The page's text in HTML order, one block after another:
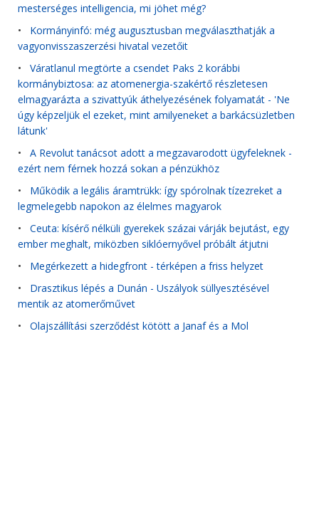
mesterséges intelligencia, mi jöhet még?
• Kormányinfó: még augusztusban megválaszthatják a
vagyonvisszaszerzési hivatal vezetőit
• Váratlanul megtörte a csendet Paks 2 korábbi
kormánybiztosa: az atomenergia-szakértő részletesen
elmagyarázta a szivattyúk áthelyezésének folyamatát - 'Ne
úgy képzeljük el ezeket, mint amilyeneket a barkácsüzletben
látunk'
• A Revolut tanácsot adott a megzavarodott ügyfeleknek -
ezért nem férnek hozzá sokan a pénzükhöz
• Működik a legális áramtrükk: így spórolnak tízezreket a
legmelegebb napokon az élelmes magyarok
• Ceuta: kísérő nélküli gyerekek százai várják bejutást, egy
ember meghalt, miközben siklóernyővel próbált átjutni
• Megérkezett a hidegfront - térképen a friss helyzet
• Drasztikus lépés a Dunán - Uszályok süllyesztésével
mentik az atomerőművet
• Olajszállítási szerződést kötött a Janaf és a Mol